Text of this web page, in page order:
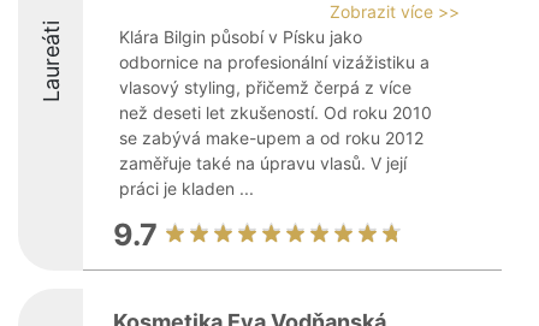
Laureáti
Zobrazit více >>
Klára Bilgin působí v Písku jako
odbornice na profesionální vizážistiku a
vlasový styling, přičemž čerpá z více
než deseti let zkušeností. Od roku 2010
se zabývá make-upem a od roku 2012
zaměřuje také na úpravu vlasů. V její
práci je kladen ...
9.7